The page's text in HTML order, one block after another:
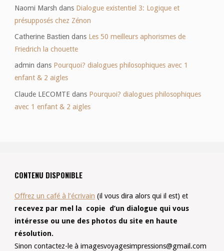
Naomi Marsh dans Dialogue existentiel 3: Logique et
présupposés chez Zénon
Catherine Bastien dans Les 50 meilleurs aphorismes de
Friedrich la chouette
admin dans Pourquoi? dialogues philosophiques avec 1
enfant & 2 aigles
Claude LECOMTE dans Pourquoi? dialogues philosophiques
avec 1 enfant & 2 aigles
CONTENU DISPONIBLE
Offrez un café à l’écrivain (il vous dira alors qui il est) et
recevez par mel la copie d’un dialogue qui vous
intéresse ou une des photos du site en haute
résolution.
Sinon contactez-le à imagesvoyagesimpressions@gmail.com